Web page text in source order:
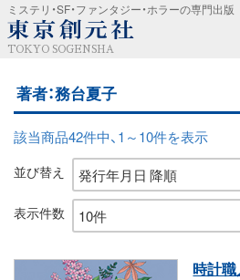
ミステリ・SF・ファンタジー・ホラーの専門出版
TOKYO SOGENSHA
著者：務台夏子
該当商品42件中、1～10件を表示
並び替え
表示件数
時計職